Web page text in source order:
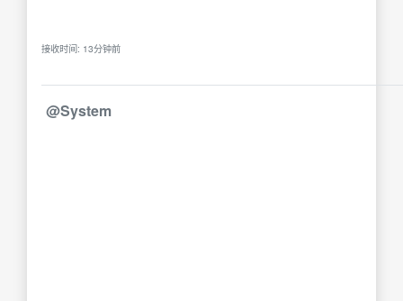
接收时间: 13分钟前
@System